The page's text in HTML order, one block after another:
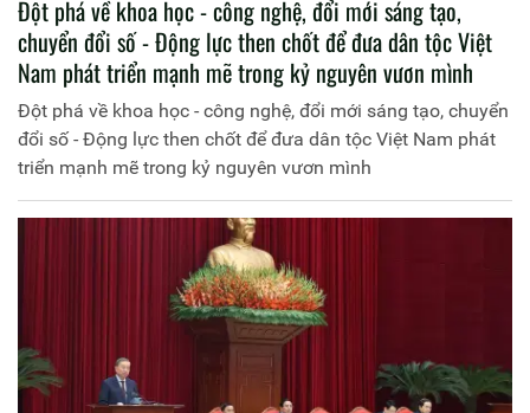
Đột phá về khoa học - công nghệ, đổi mới sáng tạo,
chuyển đổi số - Động lực then chốt để đưa dân tộc Việt
Nam phát triển mạnh mẽ trong kỷ nguyên vươn mình
Đột phá về khoa học - công nghệ, đổi mới sáng tạo, chuyển
đổi số - Động lực then chốt để đưa dân tộc Việt Nam phát
triển mạnh mẽ trong kỷ nguyên vươn mình